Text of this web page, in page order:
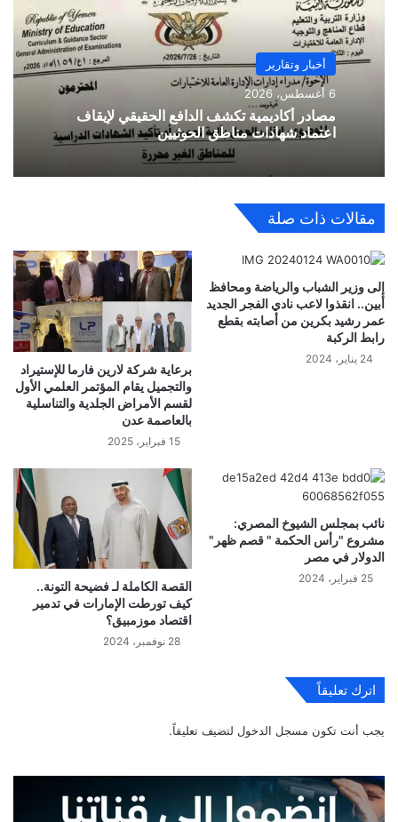
أخبار وتقارير
6 أغسطس، 2026
مصادر أكاديمية تكشف الدافع الحقيقي لإيقاف
اعتماد شهادات مناطق الحوثيين
مقالات ذات صلة
إلى وزير الشباب والرياضة ومحافظ
أبين.. انقذوا لاعب نادي الفجر الجديد
عمر رشيد بكرين من أصابته بقطع
رابط الركبة
24 يناير، 2024
برعاية شركة لارين فارما للإستيراد
والتجميل يقام المؤتمر العلمي الأول
لقسم الأمراض الجلدية والتناسلية
بالعاصمة عدن
15 فبراير، 2025
نائب بمجلس الشيوخ المصري:
مشروع "رأس الحكمة " قصم ظهر"
الدولار في مصر
25 فبراير، 2024
القصة الكاملة لـ فضيحة التونة..
كيف تورطت الإمارات في تدمير
اقتصاد موزمبيق؟
28 نوفمبر، 2024
اترك تعليقاً
يجب أنت تكون مسجل الدخول لتضيف تعليقاً.